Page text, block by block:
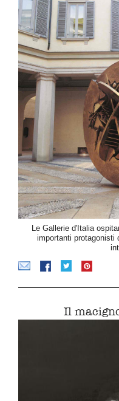
Le Gallerie d'Italia
importanti protagonisti
Il